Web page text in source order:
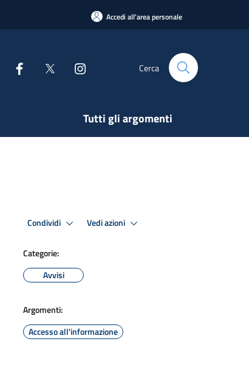
Accedi all'area personale
Cerca
Tutti gli argomenti
Condividi Vedi azioni
Categorie:
Avvisi
Argomenti:
Accesso all'informazione